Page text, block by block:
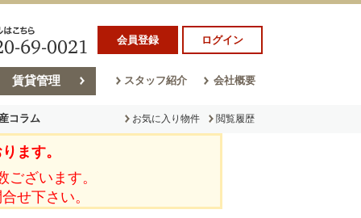
会員登録 ログイン
賃貸管理 スタッフ紹介 会社概要
コラム
ム
お気に入り物件 閲覧履歴
ます。
ざいます。
せ下さい。